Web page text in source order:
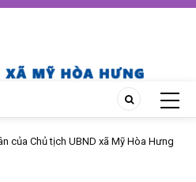
Chủ tịch UBND xã Mỹ Hòa Hưng